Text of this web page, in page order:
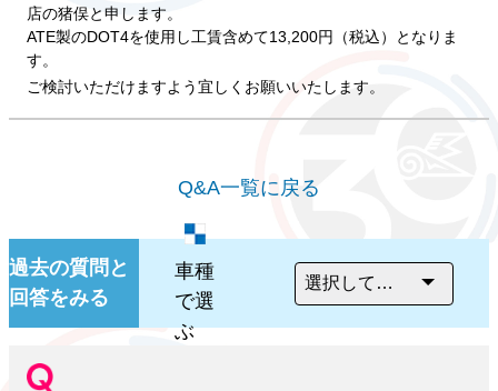
店の猪俣と申します。
ATE製のDOT4を使用し工賃含めて13,200円（税込）となりま
す。
ご検討いただけますよう宜しくお願いいたします。
Q&A一覧に戻る
過去の質問と
回答をみる
車種
で選
ぶ